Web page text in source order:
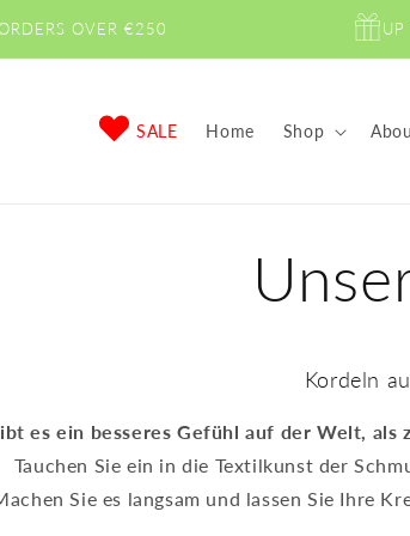
OVER €250
SALE Home Shop
Kordeln
es ein besseres Gefühl auf der Welt,
Tauchen Sie ein in die Textilkunst der
Sie es langsam und lassen Sie Ihre